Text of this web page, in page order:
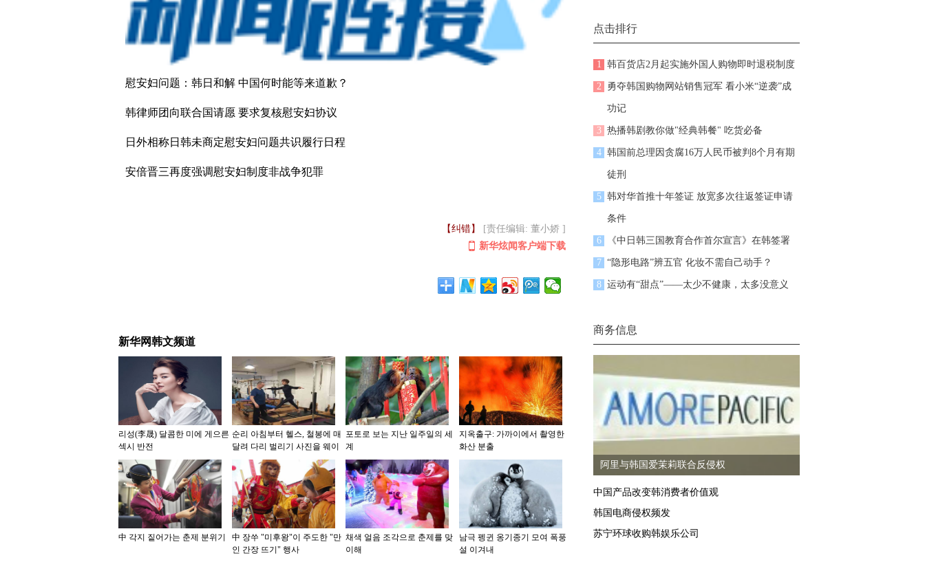
点击排行
1 韩百货店2月起实施外国人购物即时退税制度
2 勇夺韩国购物网站销售冠军 看小米“逆袭”成
功记
3 热播韩剧教你做"经典韩餐" 吃货必备
4 韩国前总理因贪腐16万人民币被判8个月有期
徒刑
5 韩对华首推十年签证 放宽多次往返签证申请
条件
6 《中日韩三国教育合作首尔宣言》在韩签署
7 “隐形电路”辨五官 化妆不需自己动手？
8 运动有“甜点”——太少不健康，太多没意义
商务信息
阿里与韩国爱茉莉联合反侵权
中国产品改变韩消费者价值观
韩国电商侵权频发
苏宁环球收购韩娱乐公司
慰安妇问题：韩日和解 中国何时能等来道歉？
韩律师团向联合国请愿 要求复核慰安妇协议
日外相称日韩未商定慰安妇问题共识履行日程
安倍晋三再度强调慰安妇制度非战争犯罪
【纠错】
[责任编辑: 董小娇 ]
新华炫闻客户端下载
新华网韩文频道
리성(李晟) 달콤한 미에 게으른
섹시 반전
순리 아침부터 헬스, 철봉에 매
달려 다리 벌리기 사진을 웨이
보에 올려
포토로 보는 지난 일주일의 세
계
지옥출구: 가까이에서 촬영한
화산 분출
中 각지 짙어가는 춘제 분위기
中 장쑤 "미후왕"이 주도한 "만
인 간장 뜨기" 행사
채색 얼음 조각으로 춘제를 맞
이해
남극 펭귄 옹기종기 모여 폭풍
설 이겨내